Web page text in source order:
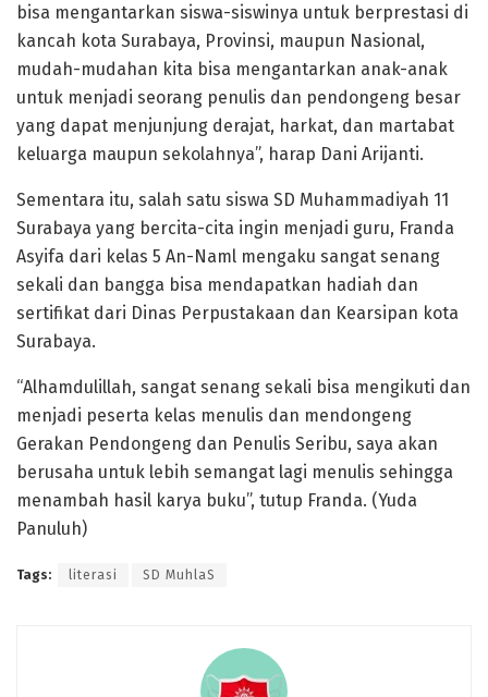
bisa mengantarkan siswa-siswinya untuk berprestasi di
kancah kota Surabaya, Provinsi, maupun Nasional,
mudah-mudahan kita bisa mengantarkan anak-anak
untuk menjadi seorang penulis dan pendongeng besar
yang dapat menjunjung derajat, harkat, dan martabat
keluarga maupun sekolahnya”, harap Dani Arijanti.
Sementara itu, salah satu siswa SD Muhammadiyah 11
Surabaya yang bercita-cita ingin menjadi guru, Franda
Asyifa dari kelas 5 An-Naml mengaku sangat senang
sekali dan bangga bisa mendapatkan hadiah dan
sertifikat dari Dinas Perpustakaan dan Kearsipan kota
Surabaya.
“Alhamdulillah, sangat senang sekali bisa mengikuti dan
menjadi peserta kelas menulis dan mendongeng
Gerakan Pendongeng dan Penulis Seribu, saya akan
berusaha untuk lebih semangat lagi menulis sehingga
menambah hasil karya buku”, tutup Franda. (Yuda
Panuluh)
Tags: literasi SD MuhlaS